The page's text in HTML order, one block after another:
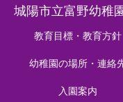
城陽市立富野幼稚
教育目標・教育方針
幼稚園の場所・連絡
入園案内